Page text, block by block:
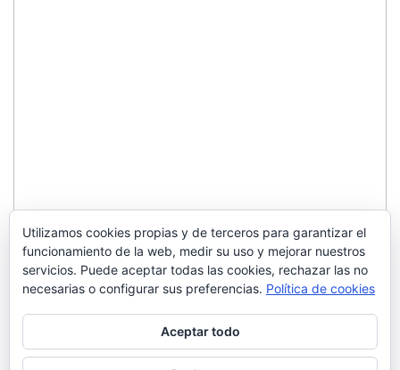
Utilizamos cookies propias y de terceros para garantizar el
funcionamiento de la web, medir su uso y mejorar nuestros
servicios. Puede aceptar todas las cookies, rechazar las no
necesarias o configurar sus preferencias. Política de cookies
Aceptar todo